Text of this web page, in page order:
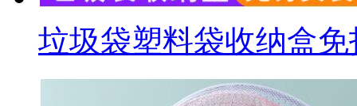
垃圾袋塑料袋收纳盒